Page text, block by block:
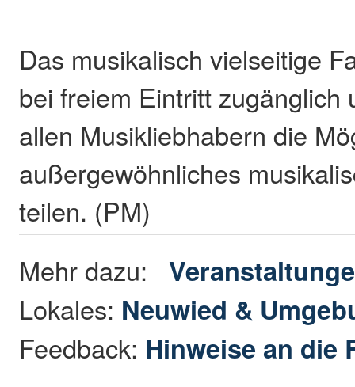
Das musikalisch vielseitige
bei freiem Eintritt zugänglich
allen Musikliebhabern die
außergewöhnliches
teilen. (PM)
Mehr dazu:
Lokales: Neuwied &
Feedback: Hinweise an die